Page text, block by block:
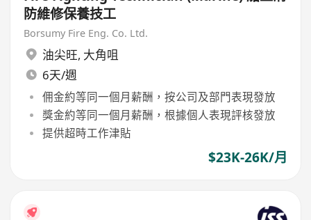
防維修保養技工
Borsumy Fire Eng. Co. Ltd.
油尖旺, 大角咀
6天/週
佣金約等同一個月薪酬，按公司及部門表現發放
獎金約等同一個月薪酬，根據個人表現評核發放
提供超時工作津貼
$23K-26K/月